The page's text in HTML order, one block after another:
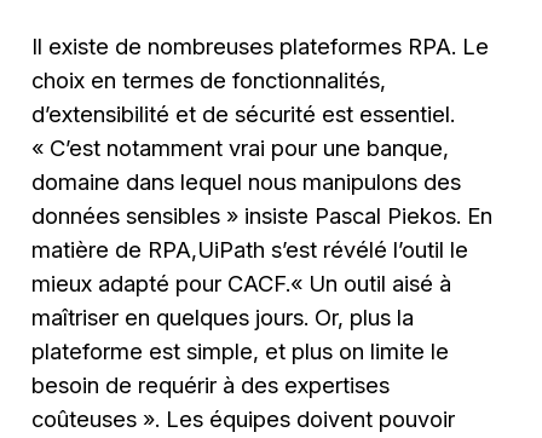
Il existe de nombreuses plateformes RPA. Le
choix en termes de fonctionnalités,
d’extensibilité et de sécurité est essentiel.
« C’est notamment vrai pour une banque,
domaine dans lequel nous manipulons des
données sensibles » insiste Pascal Piekos. En
matière de RPA,UiPath s’est révélé l’outil le
mieux adapté pour CACF.« Un outil aisé à
maîtriser en quelques jours. Or, plus la
plateforme est simple, et plus on limite le
besoin de requérir à des expertises
coûteuses ». Les équipes doivent pouvoir